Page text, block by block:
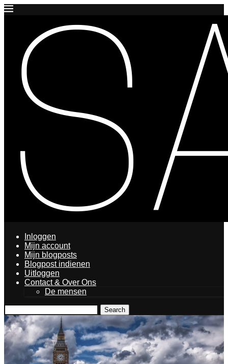
Inloggen
Mijn account
Mijn blogposts
Blogpost indienen
Uitloggen
Contact & Over Ons
De mensen
Search